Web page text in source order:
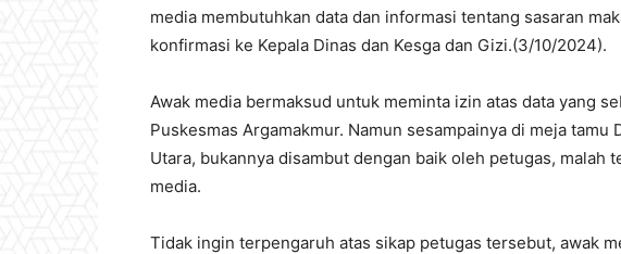
media membutuhkan data dan informasi tentang sasaran
konfirmasi ke Kepala Dinas dan Kesga dan Gizi.(3/10/2024).
Awak media bermaksud untuk meminta izin atas data yang
Puskesmas Argamakmur. Namun sesampainya di meja tamu
Utara, bukannya disambut dengan baik oleh petugas, malah
media.
Tidak ingin terpengaruh atas sikap petugas tersebut, awak